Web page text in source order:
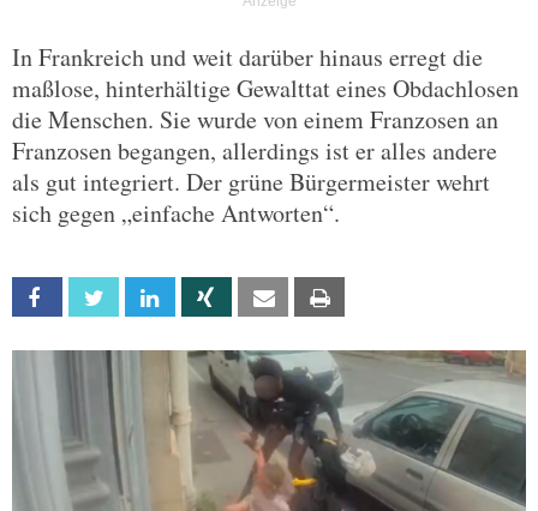
In Frankreich und weit darüber hinaus erregt die
maßlose, hinterhältige Gewalttat eines Obdachlosen
die Menschen. Sie wurde von einem Franzosen an
Franzosen begangen, allerdings ist er alles andere
als gut integriert. Der grüne Bürgermeister wehrt
sich gegen „einfache Antworten“.
Facebook Twitter Linkedin Xing Email